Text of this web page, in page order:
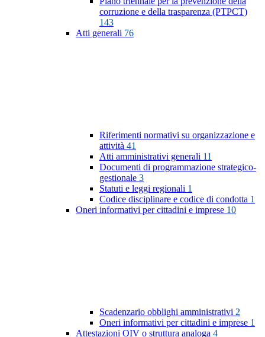
corruzione e della trasparenza (PTPCT)
143
Atti generali 76
Riferimenti normativi su organizzazione e
attività 41
Atti amministrativi generali 11
Documenti di programmazione strategico-
gestionale 3
Statuti e leggi regionali 1
Codice disciplinare e codice di condotta 1
Oneri informativi per cittadini e imprese 10
Scadenzario obblighi amministrativi 2
Oneri informativi per cittadini e imprese 1
Attestazioni OIV o struttura analoga 4